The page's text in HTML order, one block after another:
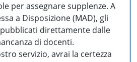
per assegnare supplenze. A
a Disposizione (MAD), gli
direttamente dalle
di docenti.
servizio, avrai la certezza